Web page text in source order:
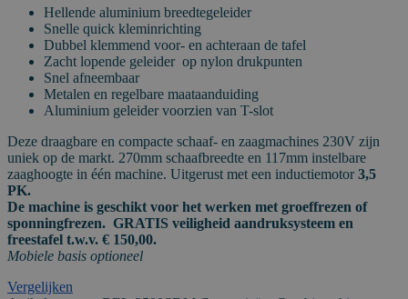
schaaf
aantal
Hellende aluminium breedtegeleider
Snelle quick kleminrichting
Dubbel klemmend voor- en achteraan de tafel
Zacht lopende geleider op nylon drukpunten
Snel afneembaar
Metalen en regelbare maataanduiding
Aluminium geleider voorzien van T-slot
Deze draagbare en compacte schaaf- en zaagmachines 230V zijn
uniek op de markt. 270mm schaafbreedte en 117mm instelbare
zaaghoogte in één machine. Uitgerust met een inductiemotor3,5
PK.
De machine is geschikt voor het werken met groeffrezen of
sponningfrezen. GRATIS veiligheid aandruksysteem en
freestafel t.w.v. € 150,00.
Mobiele basis optioneel
Vergelijken